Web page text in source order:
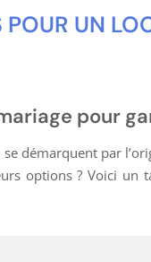
UN
pour
démarquent par
options ? Voici un